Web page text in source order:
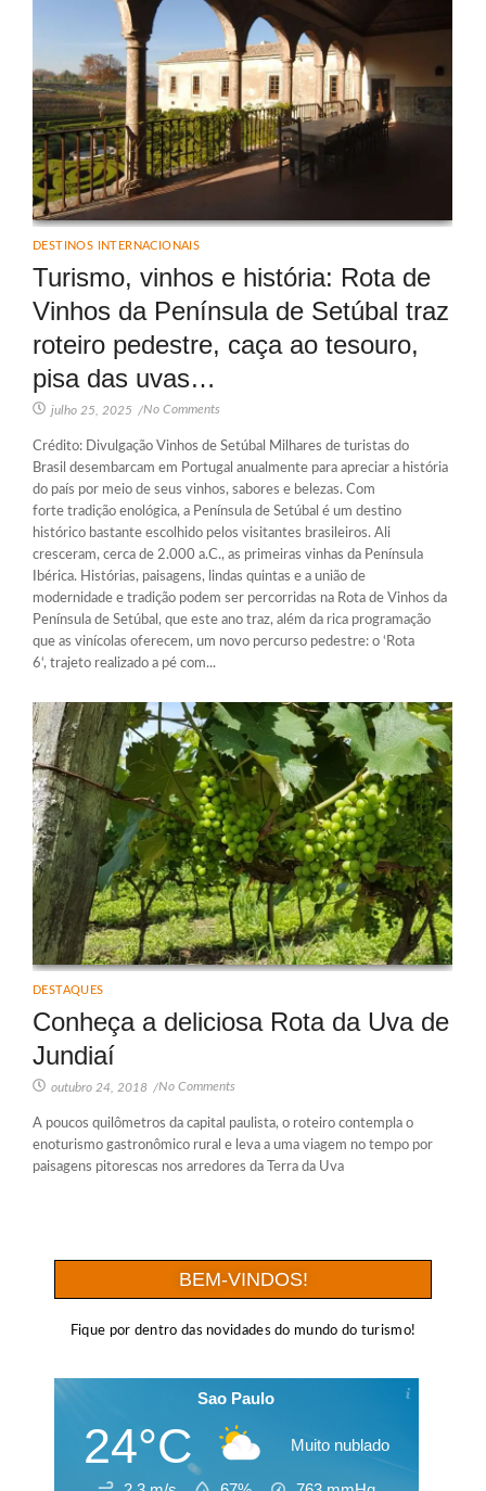
DESTINOS INTERNACIONAIS
Turismo, vinhos e história: Rota de
Vinhos da Península de Setúbal traz
roteiro pedestre, caça ao tesouro,
pisa das uvas…
julho 25, 2025 /No Comments
Crédito: Divulgação Vinhos de Setúbal Milhares de turistas do
Brasil desembarcam em Portugal anualmente para apreciar a história
do país por meio de seus vinhos, sabores e belezas. Com
forte tradição enológica, a Península de Setúbal é um destino
histórico bastante escolhido pelos visitantes brasileiros. Ali
cresceram, cerca de 2.000 a.C., as primeiras vinhas da Península
Ibérica. Histórias, paisagens, lindas quintas e a união de
modernidade e tradição podem ser percorridas na Rota de Vinhos da
Península de Setúbal, que este ano traz, além da rica programação
que as vinícolas oferecem, um novo percurso pedestre: o ‘Rota
6‘, trajeto realizado a pé com...
DESTAQUES
Conheça a deliciosa Rota da Uva de
Jundiaí
outubro 24, 2018 /No Comments
A poucos quilômetros da capital paulista, o roteiro contempla o
enoturismo gastronômico rural e leva a uma viagem no tempo por
paisagens pitorescas nos arredores da Terra da Uva
BEM-VINDOS!
Fique por dentro das novidades do mundo do turismo!
Sao Paulo
24°C Muito nublado